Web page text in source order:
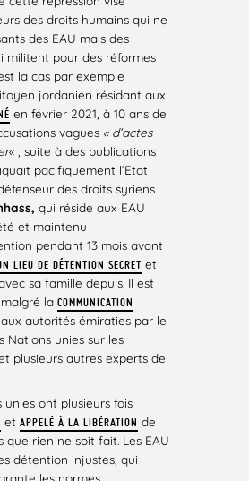
des droits humains qui ne
des EAU mais des
militent pour des réformes
la cas par exemple
jordanien résidant aux
en février 2021, à 10 ans de
vagues « d’actes
« , suite à des publications
pacifiquement l’Etat
des droits syriens
qui réside aux EAU
et maintenu
pendant 13 mois avant
LIEU DE DÉTENTION SECRET et
sa famille depuis. Il est
la COMMUNICATION
autorités émiraties par le
Nations unies sur les
plusieurs autres experts de
ont plusieurs fois
et APPELÉ À LA LIBÉRATION de
que rien ne soit fait. Les EAU
détention injustes, qui